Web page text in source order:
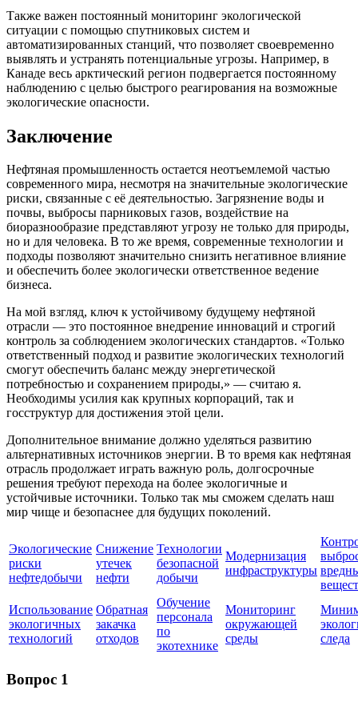
Также важен постоянный мониторинг экологической
ситуации с помощью спутниковых систем и
автоматизированных станций, что позволяет своевременно
выявлять и устранять потенциальные угрозы. Например, в
Канаде весь арктический регион подвергается постоянному
наблюдению с целью быстрого реагирования на возможные
экологические опасности.
Заключение
Нефтяная промышленность остается неотъемлемой частью
современного мира, несмотря на значительные экологические
риски, связанные с её деятельностью. Загрязнение воды и
почвы, выбросы парниковых газов, воздействие на
биоразнообразие представляют угрозу не только для природы,
но и для человека. В то же время, современные технологии и
подходы позволяют значительно снизить негативное влияние
и обеспечить более экологически ответственное ведение
бизнеса.
На мой взгляд, ключ к устойчивому будущему нефтяной
отрасли — это постоянное внедрение инноваций и строгий
контроль за соблюдением экологических стандартов. «Только
ответственный подход и развитие экологических технологий
смогут обеспечить баланс между энергетической
потребностью и сохранением природы,» — считаю я.
Необходимы усилия как крупных корпораций, так и
госструктур для достижения этой цели.
Дополнительное внимание должно уделяться развитию
альтернативных источников энергии. В то время как нефтяная
отрасль продолжает играть важную роль, долгосрочные
решения требуют перехода на более экологичные и
устойчивые источники. Только так мы сможем сделать наш
мир чище и безопаснее для будущих поколений.
Экологические
риски
нефтедобычи
Снижение
утечек
нефти
Технологии
безопасной
добычи
Модернизация
инфраструктуры
Использование
экологичных
технологий
Обратная
закачка
отходов
Обучение
персонала
по
экотехнике
Мониторинг
окружающей
среды
следа
Вопрос 1